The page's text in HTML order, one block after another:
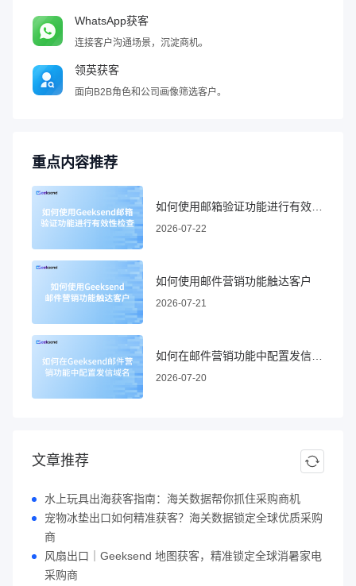
WhatsApp获客
连接客户沟通场景，沉淀商机。
领英获客
面向B2B角色和公司画像筛选客户。
重点内容推荐
2026-07-22
如何使用邮件营销功能触达客户
2026-07-21
2026-07-20
文章推荐
水上玩具出海获客指南：海关数据帮你抓住采购商机
宠物冰垫出口如何精准获客？海关数据锁定全球优质采购
商
风扇出口｜Geeksend 地图获客，精准锁定全球消暑家电
采购商